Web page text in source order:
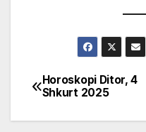
Post
navigation
Horoskopi Ditor, 4
Shkurt 2025